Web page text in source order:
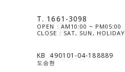
T. 1661-3098
OPEN : AM10:00 ~ PM05:00
CLOSE : SAT, SUN, HOLIDAY
KB  490101-04-188889
도승현